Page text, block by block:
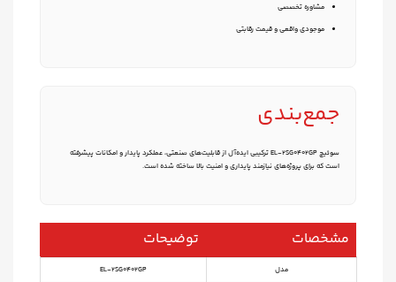
مشاوره تخصصی
موجودی واقعی و قیمت رقابتی
جمع‌بندی
سوئیچ EL‑2SG0402GP ترکیبی ایده‌آل از قابلیت‌های صنعتی، عملکرد پایدار و امکانات پیشرفته
است که برای پروژه‌های نیازمند پایداری و امنیت بالا ساخته شده است.
مشخصات توضیحات
مدل EL‑2SG0402GP